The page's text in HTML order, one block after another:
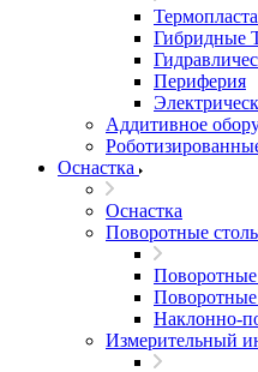
Гибридные
Периферия
Аддитивное
Оснастка
Оснастка
Поворотные
Поворотные
Наклонно-
Измерительный